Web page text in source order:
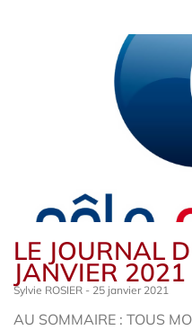
LE JOURNAL
JANVIER 2021
Sylvie ROSIER 25 janvier 2021
AU SOMMAIRE : TOUS